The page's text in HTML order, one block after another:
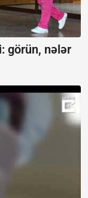
görün, nələr